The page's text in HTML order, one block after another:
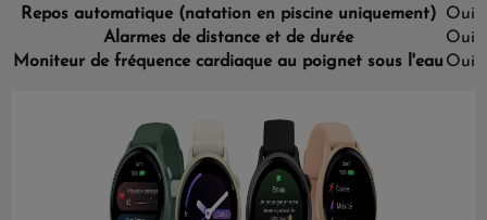
Repos automatique (natation en piscine uniquement)
Oui
Alarmes de distance et de durée
Oui
Moniteur de fréquence cardiaque au poignet sous l'eau Oui